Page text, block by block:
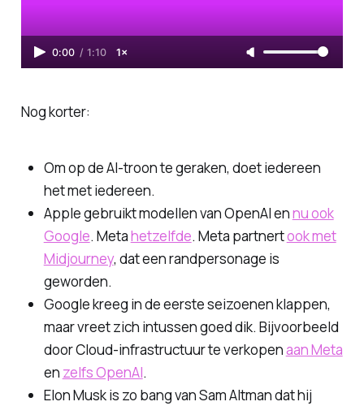
0:00 / 1:10 1×
Nog korter:
Om op de AI-troon te geraken, doet iedereen
het met iedereen.
Apple gebruikt modellen van OpenAI ennu ook
Google. Metahetzelfde. Meta partnertook met
Midjourney, dat een randpersonage is
geworden.
Google kreeg in de eerste seizoenen klappen,
maar vreet zich intussen goed dik. Bijvoorbeeld
door Cloud-infrastructuur te verkopenaan Meta
en zelfs OpenAI.
Elon Musk is zo bang van Sam Altman dat hij